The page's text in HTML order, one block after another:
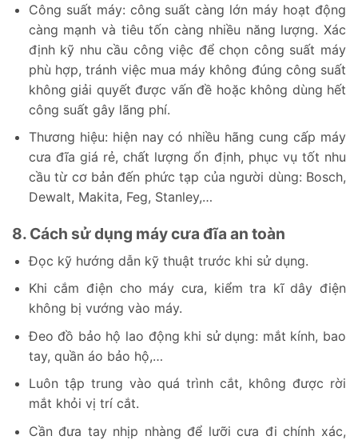
Công suất máy: công suất càng lớn máy hoạt động
càng mạnh và tiêu tốn càng nhiều năng lượng. Xác
định kỹ nhu cầu công việc để chọn công suất máy
phù hợp, tránh việc mua máy không đúng công suất
không giải quyết được vấn đề hoặc không dùng hết
công suất gây lãng phí.
Thương hiệu: hiện nay có nhiều hãng cung cấp máy
cưa đĩa giá rẻ, chất lượng ổn định, phục vụ tốt nhu
cầu từ cơ bản đến phức tạp của người dùng: Bosch,
Dewalt, Makita, Feg, Stanley,…
8. Cách sử dụng máy cưa đĩa an toàn
Đọc kỹ hướng dẫn kỹ thuật trước khi sử dụng.
Khi cắm điện cho máy cưa, kiểm tra kĩ dây điện
không bị vướng vào máy.
Đeo đồ bảo hộ lao động khi sử dụng: mắt kính, bao
tay, quần áo bảo hộ,…
Luôn tập trung vào quá trình cắt, không được rời
mắt khỏi vị trí cắt.
Cần đưa tay nhịp nhàng để lưỡi cưa đi chính xác,